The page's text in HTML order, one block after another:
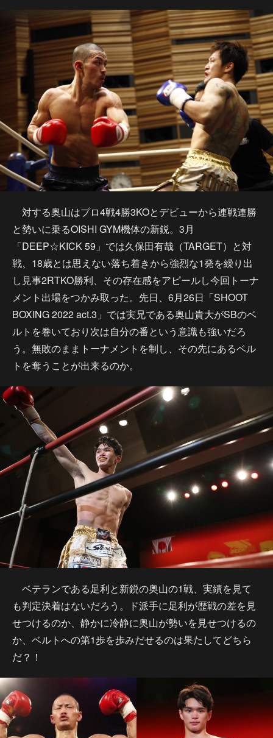
対する奥山はプロ4戦4勝3KOとデビューから連戦連勝
と勢いに乗るOISHI GYM機体の新鋭。3月
「DEEP☆KICK 59」では久保田有哉（TARGET）と対
戦、18歳とは思えない落ち着きから強烈な1発を繰り出
し見事2RTKO勝利、その存在感をアピールし今回トーナ
メント出場をつかみ取った。先日、6月26日「SHOOT
BOXING 2022 act.3」では実兄である奥山貴大がSBのベ
ルトを巻いており次は自分の番という意識も強いだろ
う。無敗のままトーナメントを制し、その先にあるベル
トを奪うことが出来るのか。
ベテランである足利と新鋭の奥山の1戦、実績を見て
も判定決着はないだろう。ド派手に足利が歴戦の差を見
せつけるのか、静かに冷静に奥山が勢いを見せつけるの
か、ベルトへの第1歩を歩みだせるのは果たしてどちら
だ？！